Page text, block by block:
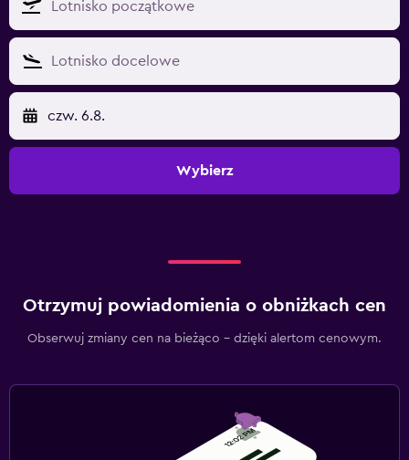
czw. 6.8.
Wybierz
Otrzymuj powiadomienia o obniżkach cen
Obserwuj zmiany cen na bieżąco – dzięki alertom cenowym.